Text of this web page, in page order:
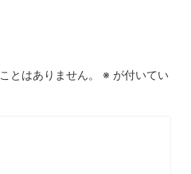
とはありません。 ※ が付いてい